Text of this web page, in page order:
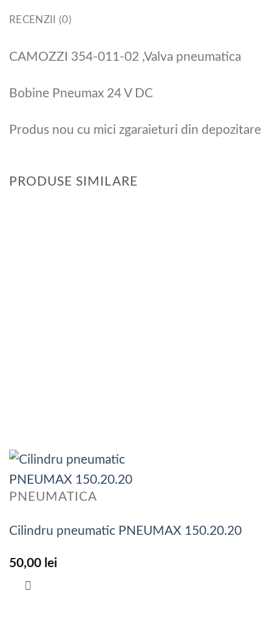
RECENZII (0)
CAMOZZI 354-011-02 ,Valva pneumatica
Bobine Pneumax 24 V DC
Produs nou cu mici zgaraieturi din depozitare
PRODUSE SIMILARE
PNEUMATICA
Cilindru pneumatic PNEUMAX 150.20.20
50,00 lei